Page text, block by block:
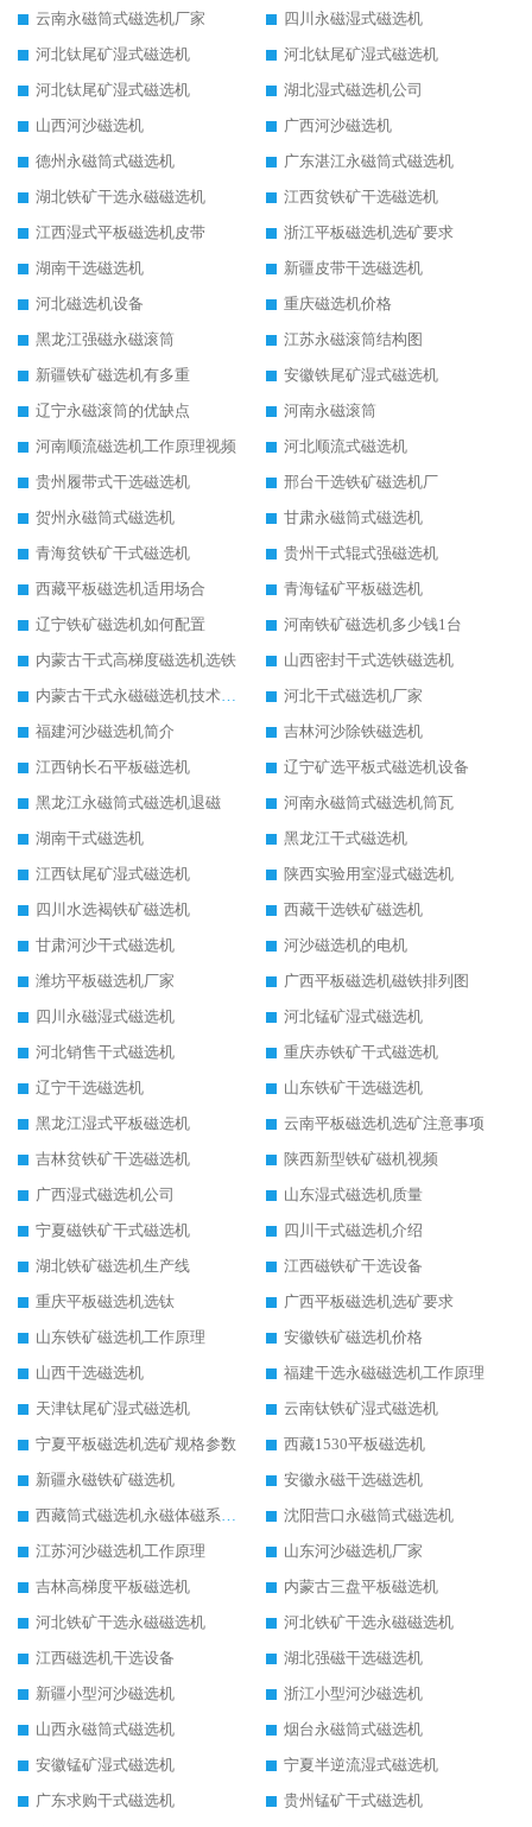
云南永磁筒式磁选机厂家
四川永磁湿式磁选机
河北钛尾矿湿式磁选机
河北钛尾矿湿式磁选机
河北钛尾矿湿式磁选机
湖北湿式磁选机公司
山西河沙磁选机
广西河沙磁选机
德州永磁筒式磁选机
广东湛江永磁筒式磁选机
湖北铁矿干选永磁磁选机
江西贫铁矿干选磁选机
江西湿式平板磁选机皮带
浙江平板磁选机选矿要求
湖南干选磁选机
新疆皮带干选磁选机
河北磁选机设备
重庆磁选机价格
黑龙江强磁永磁滚筒
江苏永磁滚筒结构图
新疆铁矿磁选机有多重
安徽铁尾矿湿式磁选机
辽宁永磁滚筒的优缺点
河南永磁滚筒
河南顺流磁选机工作原理视频
河北顺流式磁选机
贵州履带式干选磁选机
邢台干选铁矿磁选机厂
贺州永磁筒式磁选机
甘肃永磁筒式磁选机
青海贫铁矿干式磁选机
贵州干式辊式强磁选机
西藏平板磁选机适用场合
青海锰矿平板磁选机
辽宁铁矿磁选机如何配置
河南铁矿磁选机多少钱1台
内蒙古干式高梯度磁选机选铁
山西密封干式选铁磁选机
内蒙古干式永磁磁选机技术要求
河北干式磁选机厂家
福建河沙磁选机简介
吉林河沙除铁磁选机
江西钠长石平板磁选机
辽宁矿选平板式磁选机设备
黑龙江永磁筒式磁选机退磁
河南永磁筒式磁选机筒瓦
湖南干式磁选机
黑龙江干式磁选机
江西钛尾矿湿式磁选机
陕西实验用室湿式磁选机
四川水选褐铁矿磁选机
西藏干选铁矿磁选机
甘肃河沙干式磁选机
河沙磁选机的电机
潍坊平板磁选机厂家
广西平板磁选机磁铁排列图
四川永磁湿式磁选机
河北锰矿湿式磁选机
河北销售干式磁选机
重庆赤铁矿干式磁选机
辽宁干选磁选机
山东铁矿干选磁选机
黑龙江湿式平板磁选机
云南平板磁选机选矿注意事项
吉林贫铁矿干选磁选机
陕西新型铁矿磁机视频
广西湿式磁选机公司
山东湿式磁选机质量
宁夏磁铁矿干式磁选机
四川干式磁选机介绍
湖北铁矿磁选机生产线
江西磁铁矿干选设备
重庆平板磁选机选钛
广西平板磁选机选矿要求
山东铁矿磁选机工作原理
安徽铁矿磁选机价格
山西干选磁选机
福建干选永磁磁选机工作原理
天津钛尾矿湿式磁选机
云南钛铁矿湿式磁选机
宁夏平板磁选机选矿规格参数
西藏1530平板磁选机
新疆永磁铁矿磁选机
安徽永磁干选磁选机
西藏筒式磁选机永磁体磁系设计
沈阳营口永磁筒式磁选机
江苏河沙磁选机工作原理
山东河沙磁选机厂家
吉林高梯度平板磁选机
内蒙古三盘平板磁选机
河北铁矿干选永磁磁选机
河北铁矿干选永磁磁选机
江西磁选机干选设备
湖北强磁干选磁选机
新疆小型河沙磁选机
浙江小型河沙磁选机
山西永磁筒式磁选机
烟台永磁筒式磁选机
安徽锰矿湿式磁选机
宁夏半逆流湿式磁选机
广东求购干式磁选机
贵州锰矿干式磁选机